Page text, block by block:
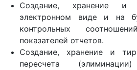
Создание, хранение и
электронном виде и на
контрольных
показателей отчетов.
Создание, хранение и
пересчета